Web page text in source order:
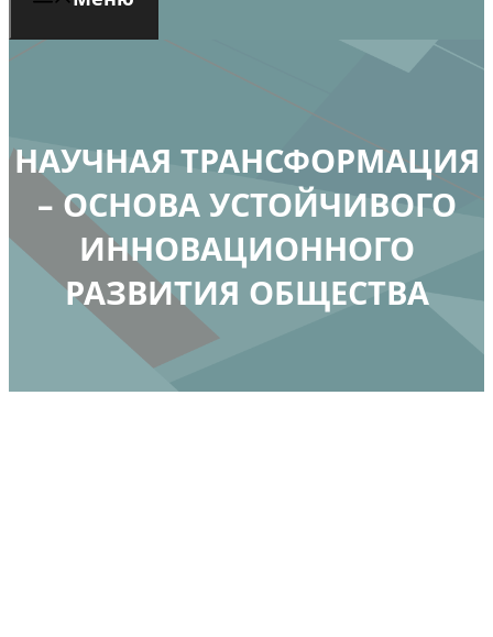
НАУЧНАЯ ТРАНСФОРМАЦИЯ
– ОСНОВА УСТОЙЧИВОГО
ИННОВАЦИОННОГО
РАЗВИТИЯ ОБЩЕСТВА